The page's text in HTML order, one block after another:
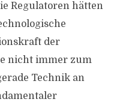
Regulatoren hätten
der
nicht immer zum
Technik an